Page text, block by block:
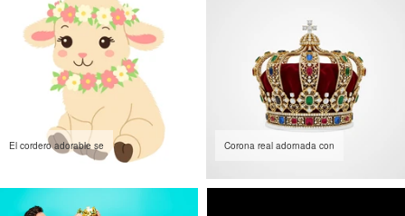
El cordero adorable se Corona real adornada con